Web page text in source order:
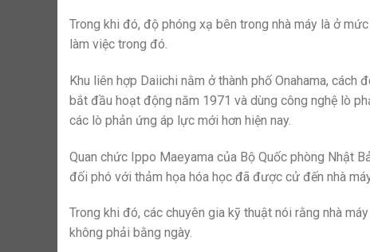
Trong khi đó, độ phóng xạ bên trong nhà máy là ở
làm việc trong đó.
Khu liên hợp Daiichi nằm ở thành phố Onahama,
bắt đầu hoạt động năm 1971 và dùng công nghệ lò
các lò phản ứng áp lực mới hơn hiện nay.
Quan chức Ippo Maeyama của Bộ Quốc phòng Nhật
đối phó với thảm họa hóa học đã được cử đến nhà
Trong khi đó, các chuyên gia kỹ thuật nói rằng nhà
không phải bằng ngày.